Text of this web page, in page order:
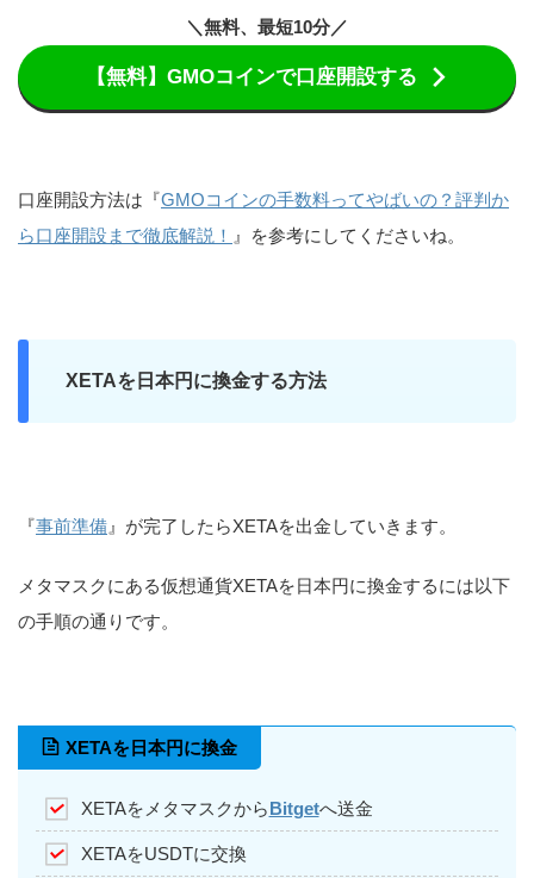
＼無料、最短10分／
【無料】GMOコインで口座開設する
口座開設方法は『GMOコインの手数料ってやばいの？評判か
ら口座開設まで徹底解説！ 』を参考にしてくださいね。
XETAを日本円に換金する方法
『事前準備 』が完了したらXETAを出金していきます。
メタマスクにある仮想通貨XETAを日本円に換金するには以下
の手順の通りです。
XETAを日本円に換金
XETAをメタマスクからBitgetへ送金
XETAをUSDTに交換